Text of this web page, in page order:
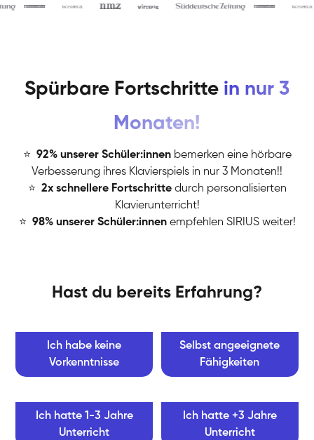
Spürbare Fortschritte in nur 3
Monaten!
⭐ 92% unserer Schüler:innen bemerken eine hörbare
Verbesserung ihres Klavierspiels in nur 3 Monaten!!
⭐ 2x schnellere Fortschritte durch personalisierten
Klavierunterricht!
⭐ 98% unserer Schüler:innen empfehlen SIRIUS weiter!
Hast du bereits Erfahrung?
Ich habe keine
Vorkenntnisse
Selbst angeeignete
Fähigkeiten
Ich hatte 1-3 Jahre
Unterricht
Ich hatte +3 Jahre
Unterricht